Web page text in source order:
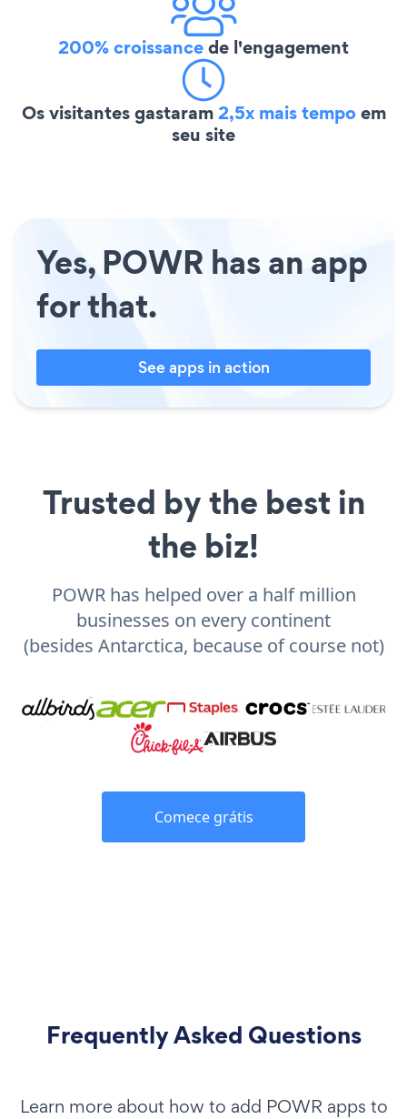
200% croissancede l'engagement
Os visitantes gastaram2,5x mais tempoem
seu site
Yes, POWR has an app
for that.
See apps in action
Trusted by the best in
the biz!
POWR has helped over a half million
businesses on every continent
(besides Antarctica, because of course not)
Comece grátis
Frequently Asked Questions
Learn more about how to add POWR apps to